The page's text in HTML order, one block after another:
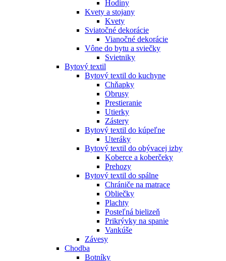
Hodiny
Kvety a stojany
Kvety
Sviatočné dekorácie
Vianočné dekorácie
Vône do bytu a sviečky
Svietniky
Bytový textil
Bytový textil do kuchyne
Chňapky
Obrusy
Prestieranie
Utierky
Zástery
Bytový textil do kúpeľne
Uteráky
Bytový textil do obývacej izby
Koberce a koberčeky
Prehozy
Bytový textil do spálne
Chrániče na matrace
Obliečky
Plachty
Posteľná bielizeň
Prikrývky na spanie
Vankúše
Závesy
Chodba
Botníky